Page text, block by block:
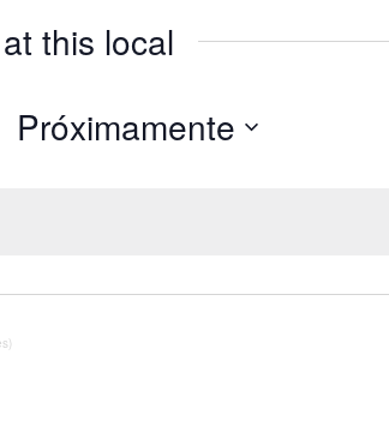
this local
Próximamente